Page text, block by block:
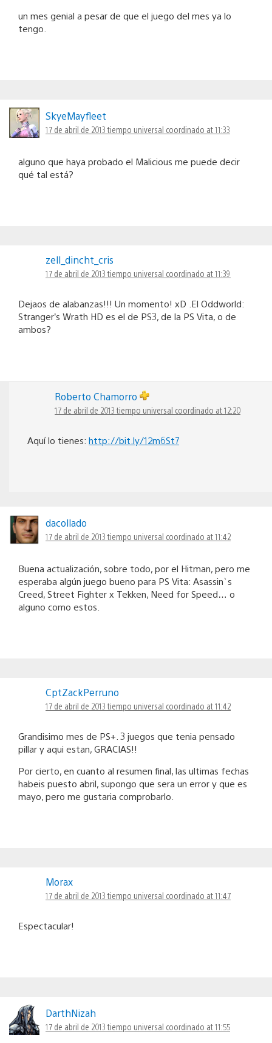
un mes genial a pesar de que el juego del mes ya lo
tengo.
SkyeMayfleet
17 de abril de 2013 tiempo universal coordinado at 11:33
alguno que haya probado el Malicious me puede decir
qué tal está?
zell_dincht_cris
17 de abril de 2013 tiempo universal coordinado at 11:39
Dejaos de alabanzas!!! Un momento! xD .El Oddworld:
Stranger’s Wrath HD es el de PS3, de la PS Vita, o de
ambos?
Roberto Chamorro
17 de abril de 2013 tiempo universal coordinado at 12:20
Aquí lo tienes: http://bit.ly/12m6St7
dacollado
17 de abril de 2013 tiempo universal coordinado at 11:42
Buena actualización, sobre todo, por el Hitman, pero me
esperaba algún juego bueno para PS Vita: Asassin`s
Creed, Street Fighter x Tekken, Need for Speed… o
alguno como estos.
CptZackPerruno
17 de abril de 2013 tiempo universal coordinado at 11:42
Grandisimo mes de PS+. 3 juegos que tenia pensado
pillar y aqui estan, GRACIAS!!
Por cierto, en cuanto al resumen final, las ultimas fechas
habeis puesto abril, supongo que sera un error y que es
mayo, pero me gustaria comprobarlo.
Morax
17 de abril de 2013 tiempo universal coordinado at 11:47
Espectacular!
DarthNizah
17 de abril de 2013 tiempo universal coordinado at 11:55